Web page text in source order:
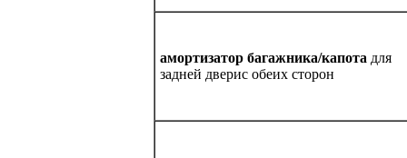
амортизатор багажника/капота для
задней дверис обеих сторон